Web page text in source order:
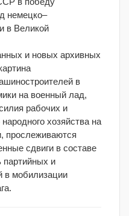
немецко–
в Великой
и новых архивных
в
на военный лад,
рабочих и
хозяйства на
прослеживаются
сдвиги в составе
партийных и
в мобилизации